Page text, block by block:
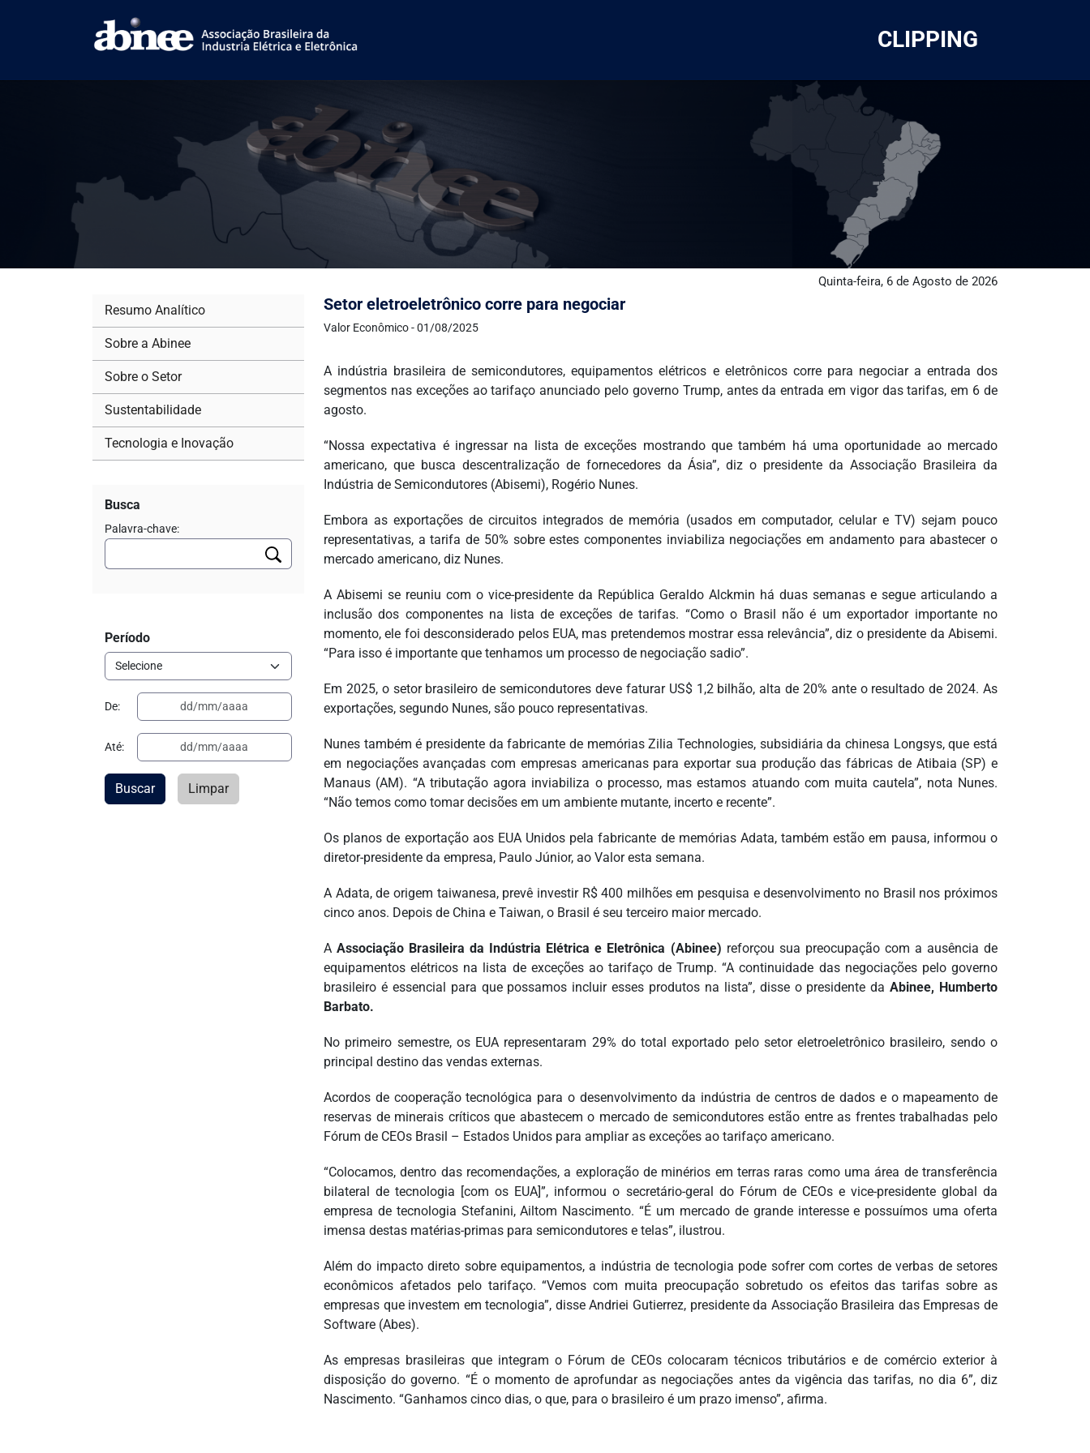
CLIPPING
Quinta-feira, 6 de Agosto de 2026
Setor eletroeletrônico corre para negociar
Valor Econômico - 01/08/2025
A indústria brasileira de semicondutores, equipamentos elétricos e eletrônicos corre para negociar a entrada dos
segmentos nas exceções ao tarifaço anunciado pelo governo Trump, antes da entrada em vigor das tarifas, em 6 de
agosto.
“Nossa expectativa é ingressar na lista de exceções mostrando que também há uma oportunidade ao mercado
americano, que busca descentralização de fornecedores da Ásia”, diz o presidente da Associação Brasileira da
Indústria de Semicondutores (Abisemi), Rogério Nunes.
Embora as exportações de circuitos integrados de memória (usados em computador, celular e TV) sejam pouco
representativas, a tarifa de 50% sobre estes componentes inviabiliza negociações em andamento para abastecer o
mercado americano, diz Nunes.
A Abisemi se reuniu com o vice-presidente da República Geraldo Alckmin há duas semanas e segue articulando a
inclusão dos componentes na lista de exceções de tarifas. “Como o Brasil não é um exportador importante no
momento, ele foi desconsiderado pelos EUA, mas pretendemos mostrar essa relevância”, diz o presidente da Abisemi.
“Para isso é importante que tenhamos um processo de negociação sadio”.
Em 2025, o setor brasileiro de semicondutores deve faturar US$ 1,2 bilhão, alta de 20% ante o resultado de 2024. As
exportações, segundo Nunes, são pouco representativas.
Nunes também é presidente da fabricante de memórias Zilia Technologies, subsidiária da chinesa Longsys, que está
em negociações avançadas com empresas americanas para exportar sua produção das fábricas de Atibaia (SP) e
Manaus (AM). “A tributação agora inviabiliza o processo, mas estamos atuando com muita cautela”, nota Nunes.
“Não temos como tomar decisões em um ambiente mutante, incerto e recente”.
Os planos de exportação aos EUA Unidos pela fabricante de memórias Adata, também estão em pausa, informou o
diretor-presidente da empresa, Paulo Júnior, ao Valor esta semana.
A Adata, de origem taiwanesa, prevê investir R$ 400 milhões em pesquisa e desenvolvimento no Brasil nos próximos
cinco anos. Depois de China e Taiwan, o Brasil é seu terceiro maior mercado.
AAssociação Brasileira da Indústria Elétrica e Eletrônica (Abinee) reforçou sua preocupação com a ausência de
equipamentos elétricos na lista de exceções ao tarifaço de Trump. “A continuidade das negociações pelo governo
brasileiro é essencial para que possamos incluir esses produtos na lista”, disse o presidente da Abinee, Humberto
Barbato.
No primeiro semestre, os EUA representaram 29% do total exportado pelo setor eletroeletrônico brasileiro, sendo o
principal destino das vendas externas.
Acordos de cooperação tecnológica para o desenvolvimento da indústria de centros de dados e o mapeamento de
reservas de minerais críticos que abastecem o mercado de semicondutores estão entre as frentes trabalhadas pelo
Fórum de CEOs Brasil – Estados Unidos para ampliar as exceções ao tarifaço americano.
“Colocamos, dentro das recomendações, a exploração de minérios em terras raras como uma área de transferência
bilateral de tecnologia [com os EUA]”, informou o secretário-geral do Fórum de CEOs e vice-presidente global da
empresa de tecnologia Stefanini, Ailtom Nascimento. “É um mercado de grande interesse e possuímos uma oferta
imensa destas matérias-primas para semicondutores e telas”, ilustrou.
Além do impacto direto sobre equipamentos, a indústria de tecnologia pode sofrer com cortes de verbas de setores
econômicos afetados pelo tarifaço. “Vemos com muita preocupação sobretudo os efeitos das tarifas sobre as
empresas que investem em tecnologia”, disse Andriei Gutierrez, presidente da Associação Brasileira das Empresas de
Software (Abes).
As empresas brasileiras que integram o Fórum de CEOs colocaram técnicos tributários e de comércio exterior à
disposição do governo. “É o momento de aprofundar as negociações antes da vigência das tarifas, no dia 6”, diz
Nascimento. “Ganhamos cinco dias, o que, para o brasileiro é um prazo imenso”, afirma.
Resumo Analítico
Sobre a Abinee
Sobre o Setor
Sustentabilidade
Tecnologia e Inovação
Busca
Palavra-chave:
Período
De:
Até:
Buscar Limpar